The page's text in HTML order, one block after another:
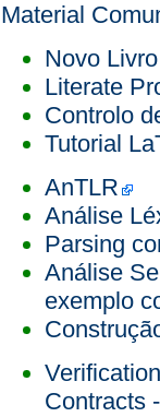
Material
Novo
Literate
Controlo
Tutorial
AnTLR
Análise
Parsing
Análise
exemplo
Contracts